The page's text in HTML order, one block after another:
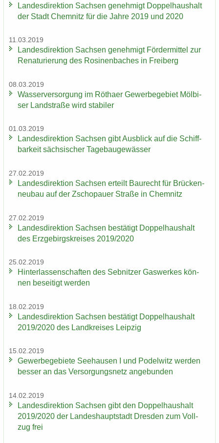
Lan­des­di­rek­ti­on Sach­sen ge­neh­migt Dop­pel­haus­halt
der Stadt Chem­nitz für die Jahre 2019 und 2020
11.03.2019
Lan­des­di­rek­ti­on Sach­sen ge­neh­migt För­der­mit­tel zur
Re­na­tu­rie­rung des Ro­si­nen­ba­ches in Frei­berg
08.03.2019
Was­ser­ver­sor­gung im Rö­tha­er Ge­wer­be­ge­biet Möl­bi­
ser Land­stra­ße wird sta­bi­ler
01.03.2019
Lan­des­di­rek­ti­on Sach­sen gibt Aus­blick auf die Schiff­
bar­keit säch­si­scher Ta­ge­bau­ge­wäs­ser
27.02.2019
Lan­des­di­rek­ti­on Sach­sen er­teilt Bau­recht für Brü­cken­
neu­bau auf der Zscho­pau­er Stra­ße in Chem­nitz
27.02.2019
Lan­des­di­rek­ti­on Sach­sen be­stä­tigt Dop­pel­haus­halt
des Erz­ge­birgs­krei­ses 2019/2020
25.02.2019
Hin­ter­las­sen­schaf­ten des Seb­nit­zer Gas­wer­kes kön­
nen be­sei­tigt wer­den
18.02.2019
Lan­des­di­rek­ti­on Sach­sen be­stä­tigt Dop­pel­haus­halt
2019/2020 des Land­krei­ses Leip­zig
15.02.2019
Ge­wer­be­ge­bie­te See­hau­sen I und Po­del­witz wer­den
bes­ser an das Ver­sor­gungs­netz an­ge­bun­den
14.02.2019
Lan­des­di­rek­ti­on Sach­sen gibt den Dop­pel­haus­halt
2019/2020 der Lan­des­haupt­stadt Dres­den zum Voll­
zug frei